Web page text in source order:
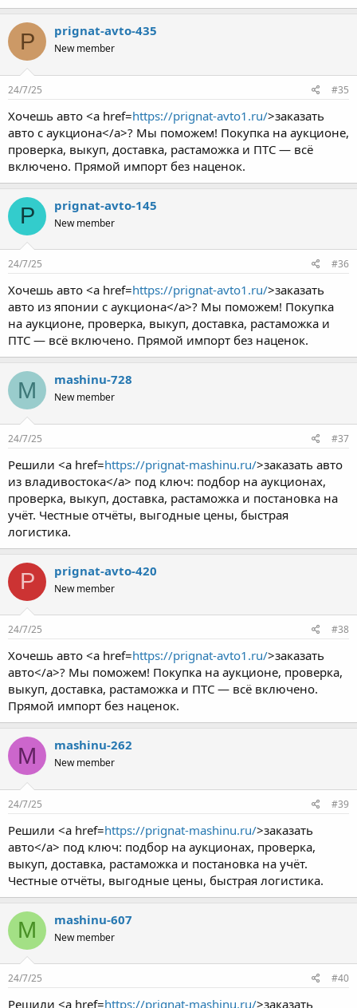
P prignat-avto-435
New member
24/7/25 #35
Хочешь авто <a href=https://prignat-avto1.ru/>заказать
авто с аукциона</a>? Мы поможем! Покупка на аукционе,
проверка, выкуп, доставка, растаможка и ПТС — всё
включено. Прямой импорт без наценок.
P prignat-avto-145
New member
24/7/25 #36
Хочешь авто <a href=https://prignat-avto1.ru/>заказать
авто из японии с аукциона</a>? Мы поможем! Покупка
на аукционе, проверка, выкуп, доставка, растаможка и
ПТС — всё включено. Прямой импорт без наценок.
M mashinu-728
New member
24/7/25 #37
Решили <a href=https://prignat-mashinu.ru/>заказать авто
из владивостока</a> под ключ: подбор на аукционах,
проверка, выкуп, доставка, растаможка и постановка на
учёт. Честные отчёты, выгодные цены, быстрая
логистика.
P prignat-avto-420
New member
24/7/25 #38
Хочешь авто <a href=https://prignat-avto1.ru/>заказать
авто</a>? Мы поможем! Покупка на аукционе, проверка,
выкуп, доставка, растаможка и ПТС — всё включено.
Прямой импорт без наценок.
M mashinu-262
New member
24/7/25 #39
Решили <a href=https://prignat-mashinu.ru/>заказать
авто</a> под ключ: подбор на аукционах, проверка,
выкуп, доставка, растаможка и постановка на учёт.
Честные отчёты, выгодные цены, быстрая логистика.
M mashinu-607
New member
24/7/25 #40
Решили <a href=https://prignat-mashinu.ru/>заказать